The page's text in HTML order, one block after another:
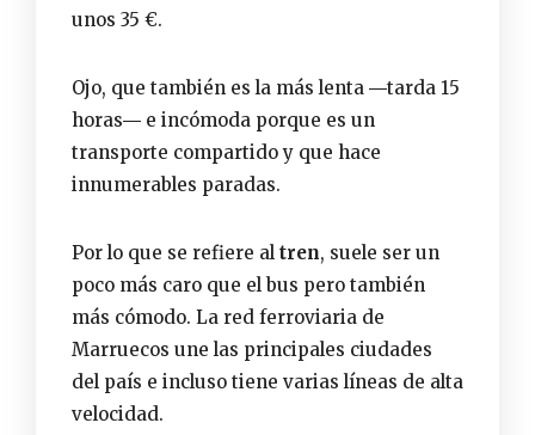
unos 35 €.
Ojo, que también es la más lenta ―tarda 15
horas― e incómoda porque es un
transporte compartido y que hace
innumerables paradas.
Por lo que se refiere al tren, suele ser un
poco más caro que el bus pero también
más cómodo. La red ferroviaria de
Marruecos une las principales ciudades
del país e incluso tiene varias líneas de alta
velocidad.